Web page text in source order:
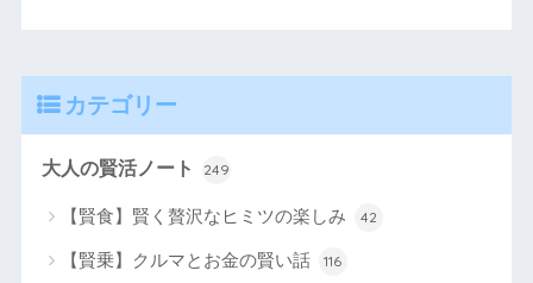
カテゴリー
大人の賢活ノート 249
【賢食】賢く贅沢なヒミツの楽しみ 42
【賢乗】クルマとお金の賢い話 116